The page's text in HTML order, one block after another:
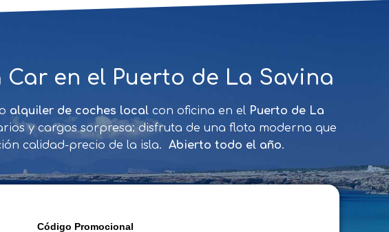
en el Puerto de La Savina
alquiler de coches local con oficina en el Puerto de La
y cargos sorpresa: disfruta de una flota moderna que
calidad-precio de la isla. Abierto todo el año.